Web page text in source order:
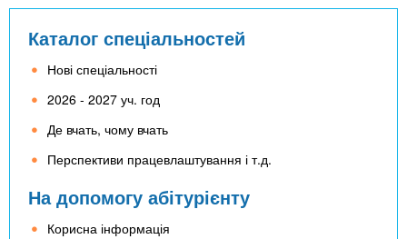
Каталог спеціальностей
Нові спеціальності
2026 - 2027 уч. год
Де вчать, чому вчать
Перспективи працевлаштування і т.д.
На допомогу абітурієнту
Корисна інформація